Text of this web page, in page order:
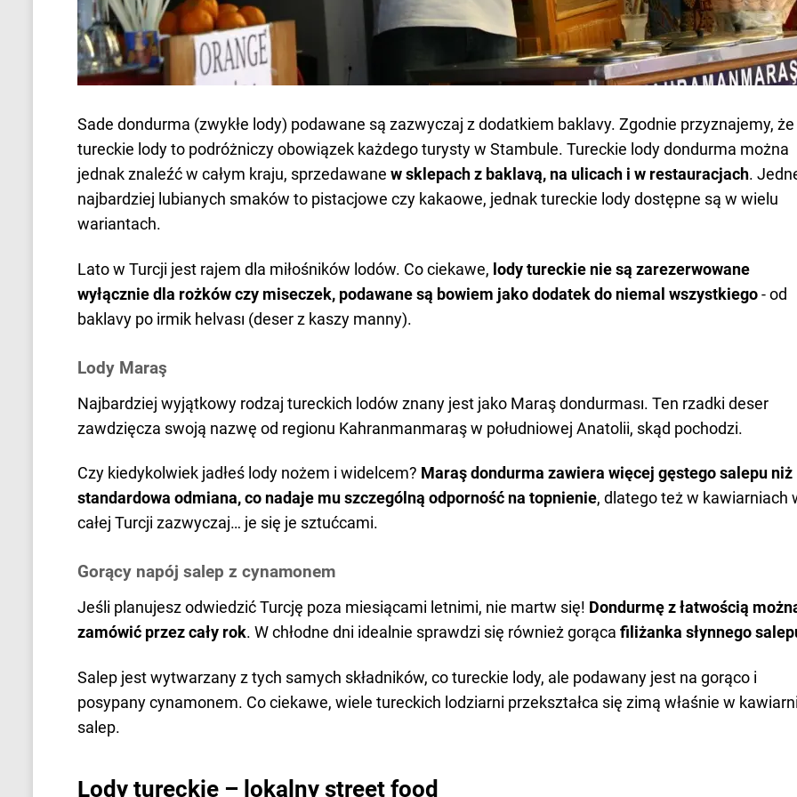
Sade dondurma (zwykłe lody) podawane są zazwyczaj z dodatkiem baklavy. Zgodnie przyznajemy, że
tureckie lody to podróżniczy obowiązek każdego turysty w Stambule. Tureckie lody dondurma można
jednak znaleźć w całym kraju, sprzedawane w sklepach z baklavą, na ulicach i w restauracjach.
najbardziej lubianych smaków to pistacjowe czy kakaowe, jednak tureckie lody dostępne są w wielu
wariantach.
Lato w Turcji jest rajem dla miłośników lodów. Co ciekawe, lody tureckie nie są zarezerwowane
wyłącznie dla rożków czy miseczek, podawane są bowiem jako dodatek do niemal wszystkiego- od
baklavy po irmik helvası (deser z kaszy manny).
Lody Maraş
Najbardziej wyjątkowy rodzaj tureckich lodów znany jest jako Maraş dondurması. Ten rzadki deser
zawdzięcza swoją nazwę od regionu Kahranmanmaraş w południowej Anatolii, skąd pochodzi.
Czy kiedykolwiek jadłeś lody nożem i widelcem? Maraş dondurma zawiera więcej gęstego salepu niż
standardowa odmiana, co nadaje mu szczególną odporność na topnienie, dlatego też w kawiarniach
całej Turcji zazwyczaj… je się je sztućcami.
Gorący napój salep z cynamonem
Jeśli planujesz odwiedzić Turcję poza miesiącami letnimi, nie martw się! Dondurmę z łatwością
zamówić przez cały rok. W chłodne dni idealnie sprawdzi się również gorąca filiżanka słynnego
Salep jest wytwarzany z tych samych składników, co tureckie lody, ale podawany jest na gorąco i
posypany cynamonem. Co ciekawe, wiele tureckich lodziarni przekształca się zimą właśnie w
salep.
Lody tureckie – lokalny street food